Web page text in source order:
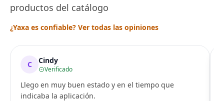
productos del catálogo
¿Yaxa es confiable? Ver todas las opiniones
C Cindy
Verificado
Llego en muy buen estado y en el tiempo que
indicaba la aplicación.